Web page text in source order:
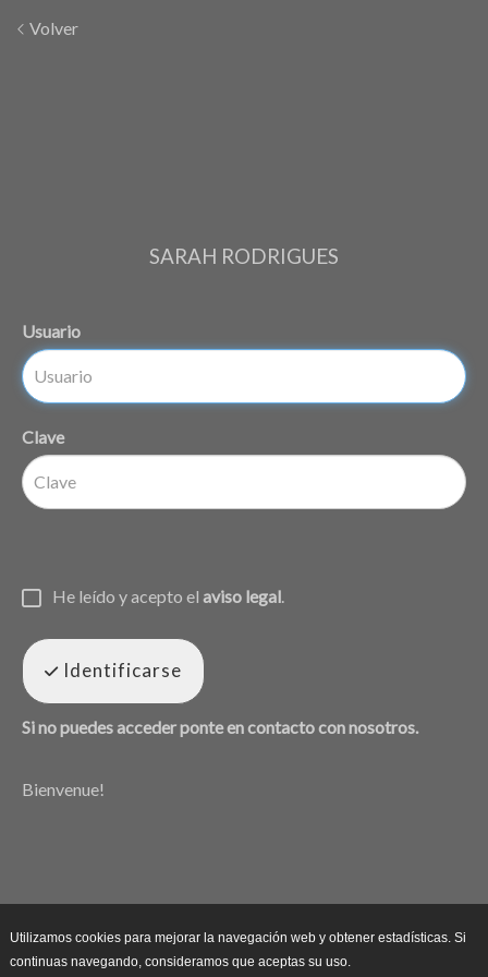
Volver
SARAH RODRIGUES
Usuario
Clave
He leído y acepto el aviso legal
Identificarse
Si no puedes acceder ponte en contacto con nosotros.
Bienvenue!
Utilizamos cookies para mejorar la navegación web y obtener estadísticas. Si
continuas navegando, consideramos que aceptas su uso.